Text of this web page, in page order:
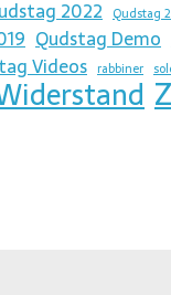
2022 Qudstag
Qudstag Demo
Videos rabbiner